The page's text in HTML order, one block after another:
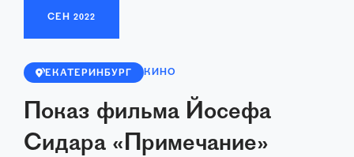
СЕН 2022
ЕКАТЕРИНБУРГ КИНО
Показ фильма Йосефа
Сидара «Примечание»